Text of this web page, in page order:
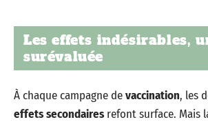
Les effets indésirables,
surévaluée
À chaque campagne devaccination, les
effets secondairesrefont surface. Mais